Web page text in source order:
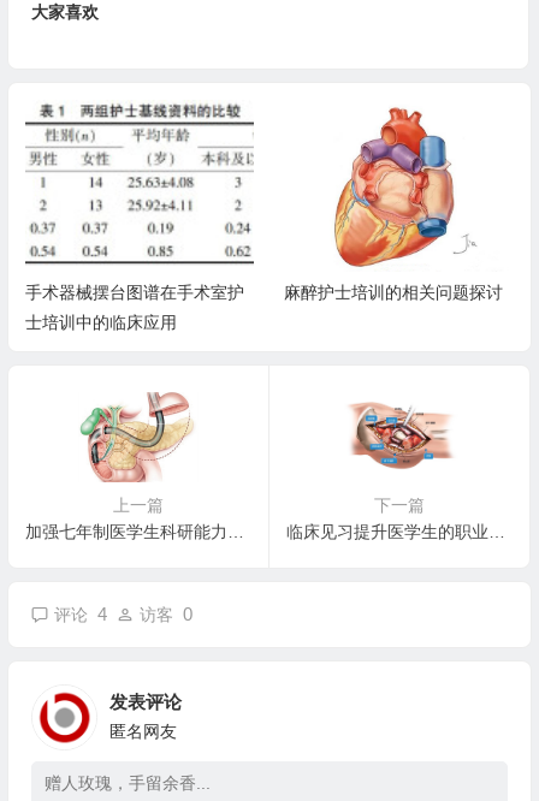
大家喜欢
麻醉护士培训的相关问题探讨
住院医师规范化培训+专科医师
上一篇
下一篇
评论 4 访客 0
发表评论
匿名网友